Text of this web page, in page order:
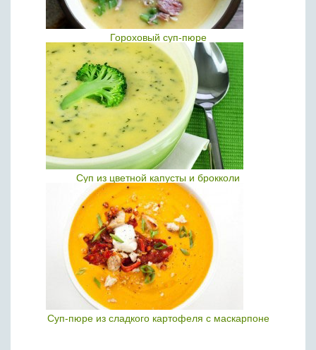
Гороховый суп-пюре
Суп из цветной капусты и брокколи
Cуп-пюре из сладкого картофеля с маскарпоне